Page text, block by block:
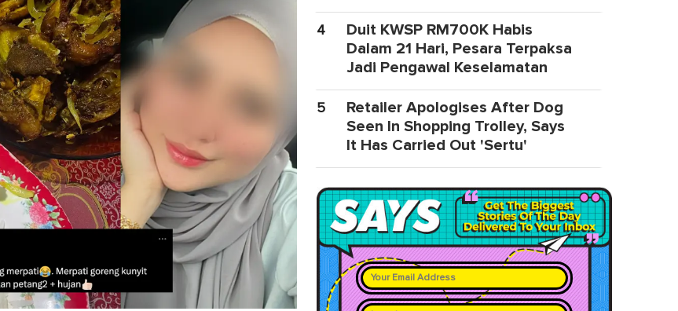
4
Duit KWSP RM700K Habis
Dalam 21 Hari, Pesara Terpaksa
Jadi Pengawal Keselamatan
5
Retailer Apologises After Dog
Seen In Shopping Trolley, Says
It Has Carried Out 'Sertu'